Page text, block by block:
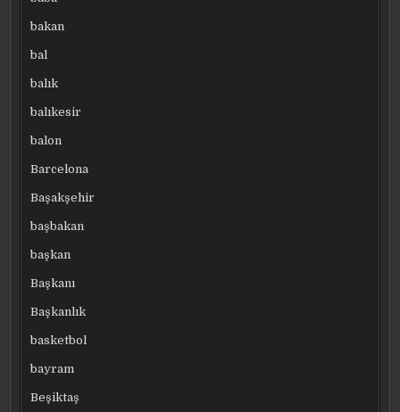
bakan
bal
balık
balıkesir
balon
Barcelona
Başakşehir
başbakan
başkan
Başkanı
Başkanlık
basketbol
bayram
Beşiktaş